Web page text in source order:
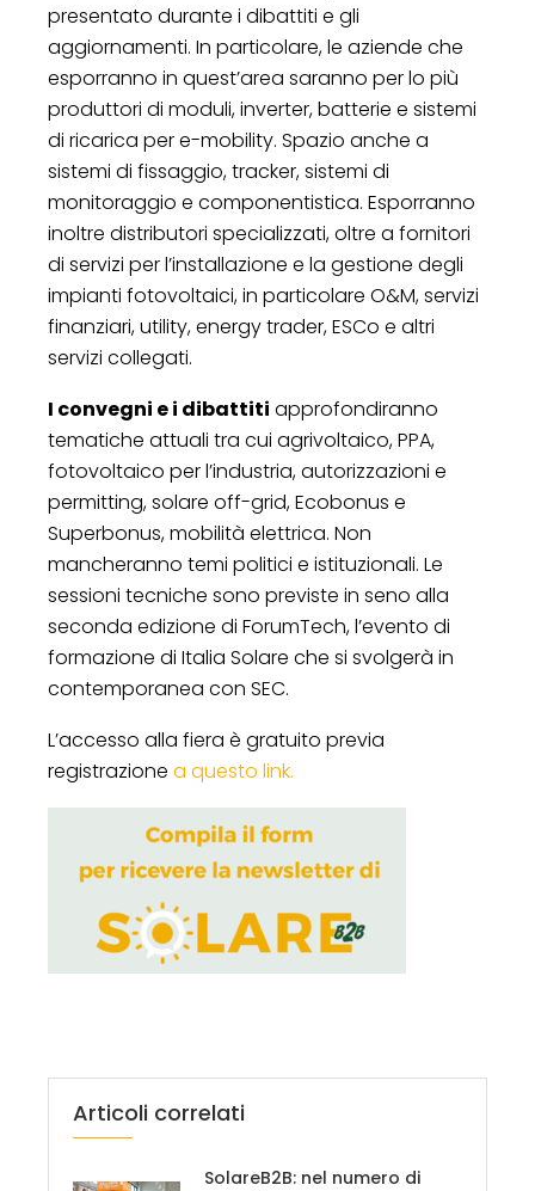
presentato durante i dibattiti e gli
aggiornamenti. In particolare, le aziende che
esporranno in quest’area saranno per lo più
produttori di moduli, inverter, batterie e sistemi
di ricarica per e-mobility. Spazio anche a
sistemi di fissaggio, tracker, sistemi di
monitoraggio e componentistica. Esporranno
inoltre distributori specializzati, oltre a fornitori
di servizi per l’installazione e la gestione degli
impianti fotovoltaici, in particolare O&M, servizi
finanziari, utility, energy trader, ESCo e altri
servizi collegati.
I convegni e i dibattiti approfondiranno
tematiche attuali tra cui agrivoltaico, PPA,
fotovoltaico per l’industria, autorizzazioni e
permitting, solare off-grid, Ecobonus e
Superbonus, mobilità elettrica. Non
mancheranno temi politici e istituzionali. Le
sessioni tecniche sono previste in seno alla
seconda edizione di ForumTech, l’evento di
formazione di Italia Solare che si svolgerà in
contemporanea con SEC.
L’accesso alla fiera è gratuito previa
registrazione a questo link.
Articoli correlati
SolareB2B: nel numero di